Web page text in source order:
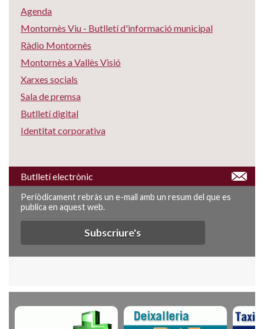
Agenda
Montornès Viu - Butlletí d'informació municipal
Ràdio Montornès
Montornès a Vallès Visió
Xarxes socials
Sala de premsa
Butlletí digital
Identitat corporativa
Butlletí electrònic
Periòdicament rebràs un e-mail amb un resum del que es
publica en aquest web.
Subscriure's